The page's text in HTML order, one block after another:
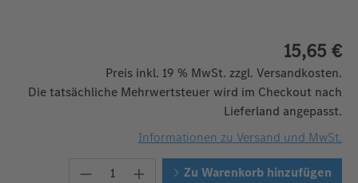
15,65 €
Preis inkl. 19 % MwSt. zzgl. Versandkosten.
Die tatsächliche Mehrwertsteuer wird im Checkout nach
Lieferland angepasst.
Informationen zu Versand und MwSt.
Produkt Anzahl: Gib den
Zu Warenkorb hinzufügen